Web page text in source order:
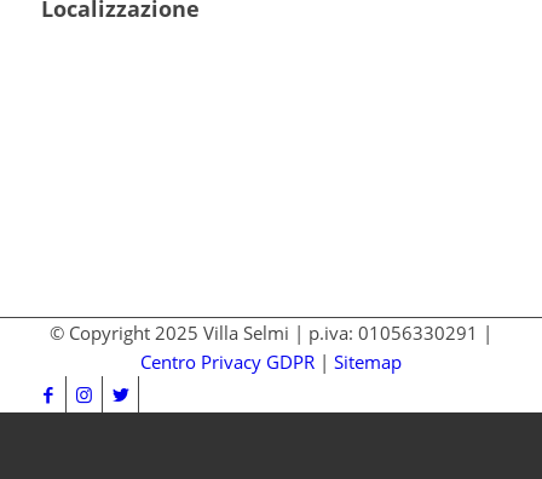
Localizzazione
© Copyright 2025 Villa Selmi | p.iva: 01056330291 |
Centro Privacy GDPR| Sitemap